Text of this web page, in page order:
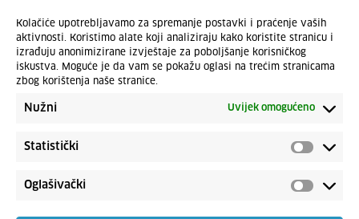
Kolačiće upotrebljavamo za spremanje postavki i praćenje vaših
aktivnosti. Koristimo alate koji analiziraju kako koristite stranicu i
izrađuju anonimizirane izvještaje za poboljšanje korisničkog
iskustva. Moguće je da vam se pokažu oglasi na trećim stranicama
zbog korištenja naše stranice.
Nužni Uvijek omogućeno
Statistički
Oglašivački